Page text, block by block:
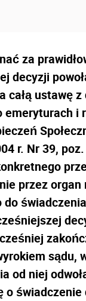
za
decyzji
całą ustawę z
emeryturach i
r. Nr 39,
przez
sądu,
od niej
o świadczenie